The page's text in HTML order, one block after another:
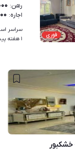
فوری
رهن:
اجاره:
سراسر
۱ هفته پیش